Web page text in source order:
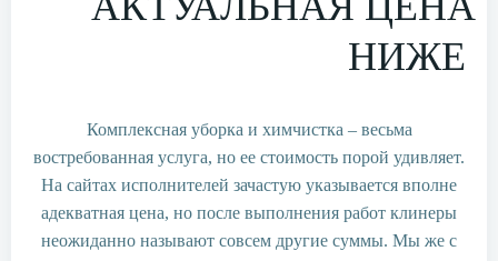
НИЖЕ
Комплексная уборка и химчистка – весьма
востребованная услуга, но ее стоимость порой удивляет.
На сайтах исполнителей зачастую указывается вполне
адекватная цена, но после выполнения работ клинеры
неожиданно называют совсем другие суммы. Мы же с